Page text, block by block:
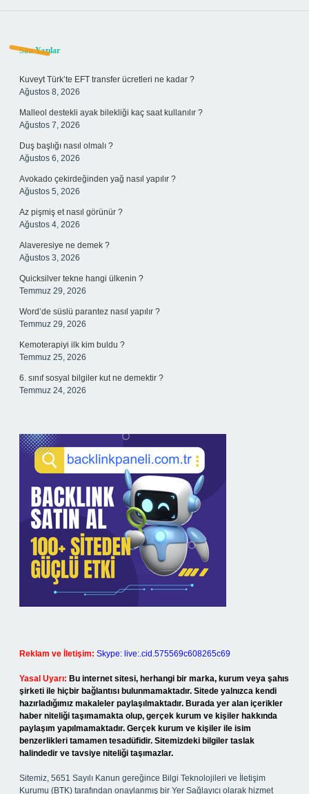
Sidebar
Son Yazılar
Kuveyt Türk’te EFT transfer ücretleri ne kadar ?
Ağustos 8, 2026
Malleol destekli ayak bilekliği kaç saat kullanılır ?
Ağustos 7, 2026
Duş başlığı nasıl olmalı ?
Ağustos 6, 2026
Avokado çekirdeğinden yağ nasıl yapılır ?
Ağustos 5, 2026
Az pişmiş et nasıl görünür ?
Ağustos 4, 2026
Alaveresiye ne demek ?
Ağustos 3, 2026
Quicksilver tekne hangi ülkenin ?
Temmuz 29, 2026
Word’de süslü parantez nasıl yapılır ?
Temmuz 29, 2026
Kemoterapiyi ilk kim buldu ?
Temmuz 25, 2026
6. sınıf sosyal bilgiler kut ne demektir ?
Temmuz 24, 2026
Reklam ve İletişim: Skype: live:.cid.575569c608265c69
Yasal Uyarı: Bu internet sitesi, herhangi bir marka, kurum veya şahıs
şirketi ile hiçbir bağlantısı bulunmamaktadır. Sitede yalnızca kendi
hazırladığımız makaleler paylaşılmaktadır. Burada yer alan içerikler
haber niteliği taşımamakta olup, gerçek kurum ve kişiler hakkında
paylaşım yapılmamaktadır. Gerçek kurum ve kişiler ile isim
benzerlikleri tamamen tesadüfidir. Sitemizdeki bilgiler taslak
halindedir ve tavsiye niteliği taşımazlar.
Sitemiz, 5651 Sayılı Kanun gereğince Bilgi Teknolojileri ve İletişim
Kurumu (BTK) tarafından onaylanmış bir Yer Sağlayıcı olarak hizmet